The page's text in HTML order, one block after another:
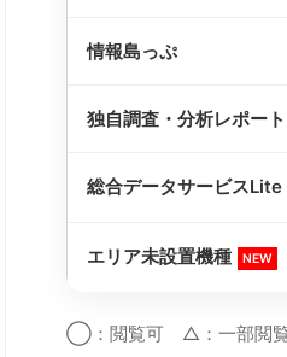
情報島っぷ
独自調査・分析レポート
総合データサービスLite
エリア未設置機種 NEW
◯：閲覧可 △：一部閲覧